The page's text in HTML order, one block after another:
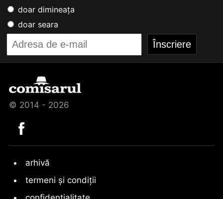
doar dimineața
doar seara
© 2014 - 2026
arhivă
termeni și condiții